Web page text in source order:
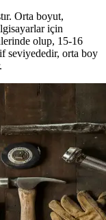
Orta boyut,
için
olup, 15-16
seviyededir, orta boy